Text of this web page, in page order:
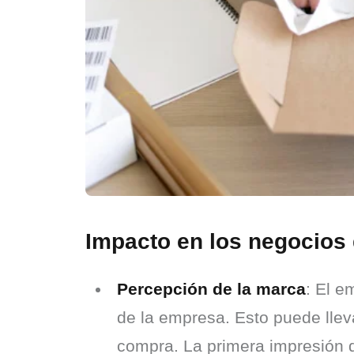
Impacto en los negocios
Percepción de la marca: El
de la empresa. Esto puede
compra. La primera impresión